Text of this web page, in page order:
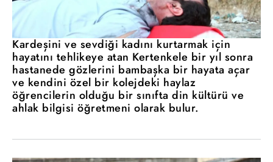
Kardeşini ve sevdiği kadını kurtarmak için
hayatını tehlikeye atan Kertenkele bir yıl sonra
hastanede gözlerini bambaşka bir hayata açar
ve kendini özel bir kolejdeki haylaz
öğrencilerin olduğu bir sınıfta din kültürü ve
ahlak bilgisi öğretmeni olarak bulur.